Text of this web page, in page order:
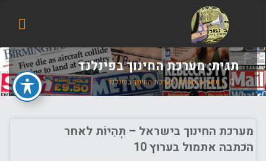
של
אודי
בורג
תגית:מערכת החינוך בפינלנד
ביתתיוגי פוסטים "מערכת החינוך בפינלנד"
מערכת החינוך בישראל – תְּהִיוֹת לאחר
הכתבה אתמול בערוץ 10